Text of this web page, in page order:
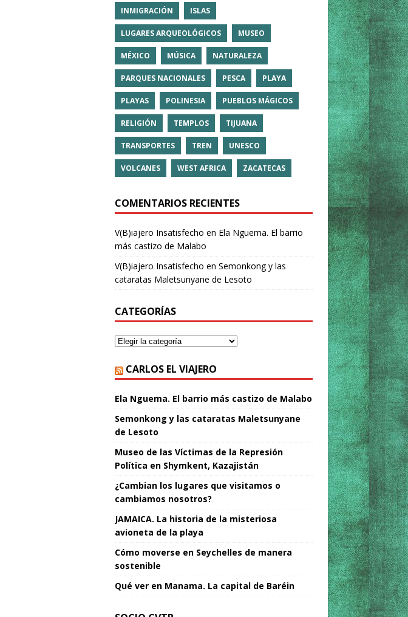
INMIGRACIÓN ISLAS
LUGARES ARQUEOLÓGICOS MUSEO
MÉXICO MÚSICA NATURALEZA
PARQUES NACIONALES PESCA PLAYA
PLAYAS POLINESIA PUEBLOS MÁGICOS
RELIGIÓN TEMPLOS TIJUANA
TRANSPORTES TREN UNESCO
VOLCANES WEST AFRICA ZACATECAS
COMENTARIOS RECIENTES
V(B)iajero Insatisfecho en Ela Nguema. El barrio
más castizo de Malabo
V(B)iajero Insatisfecho en Semonkong y las
cataratas Maletsunyane de Lesoto
CATEGORÍAS
CARLOS EL VIAJERO
Ela Nguema. El barrio más castizo de Malabo
Semonkong y las cataratas Maletsunyane
de Lesoto
Museo de las Víctimas de la Represión
Política en Shymkent, Kazajistán
¿Cambian los lugares que visitamos o
cambiamos nosotros?
JAMAICA. La historia de la misteriosa
avioneta de la playa
Cómo moverse en Seychelles de manera
sostenible
Qué ver en Manama. La capital de Baréin